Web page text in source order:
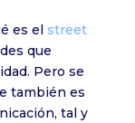
es el street
que
Pero se
también es
tal y